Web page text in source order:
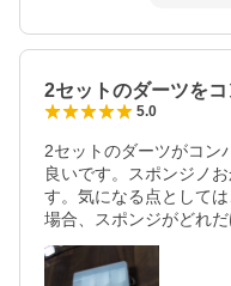
2セットのダーツを
5.0
2セットのダーツがコン
良いです。スポンジノ
す。気になる点として
場合、スポンジがどれ